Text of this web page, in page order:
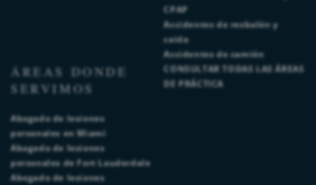
CPAP
Accidentes de resbalón y
caída
Accidentes de camión
CONSULTAR TODAS LAS ÁREAS
DE PRÁCTICA
ÁREAS DONDE
SERVIMOS
Abogado de lesiones
personales en Miami
Abogado de lesiones
personales de Fort Lauderdale
Abogado de lesiones